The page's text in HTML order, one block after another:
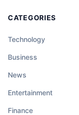
CATEGORIES
Technology
Business
News
Entertainment
Finance